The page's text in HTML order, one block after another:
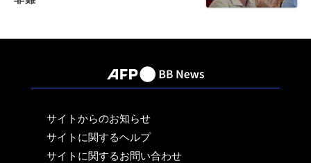
サイトからのお知らせ
サイトに関するヘルプ
サイトに関するお問い合わせ